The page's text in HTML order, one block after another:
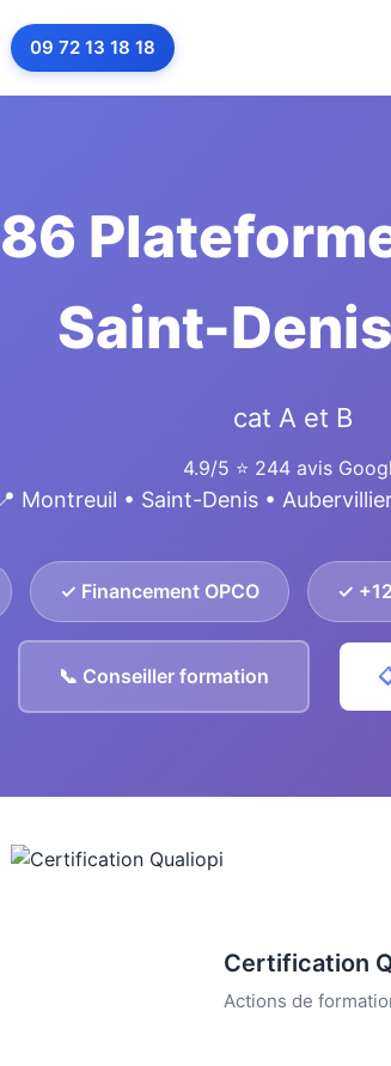
09 72 13 18 18
Saint-
cat A et B
4.9/5 ⭐ 244 avis
📍 Montreuil • Saint-Denis •
✓ Financement OPCO ✓
📞 Conseiller formation
Certification
Actions de